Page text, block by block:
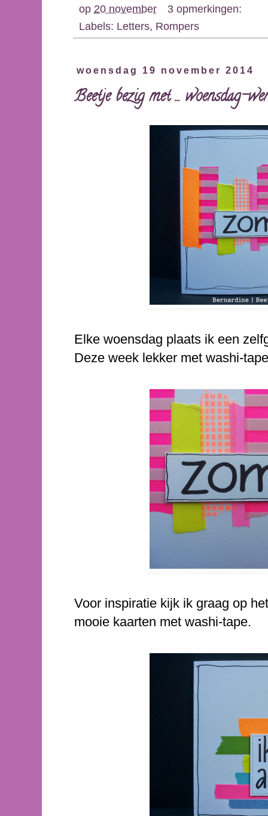
op 20 november
3 opmerkingen:
Labels: Letters, Rompers
woensdag 19 november 2014
Beetje bezig met ... woensdag-
Elke woensdag plaats ik een
Deze week lekker met washi-
Voor inspiratie kijk ik graag op
mooie kaarten met washi-tape.